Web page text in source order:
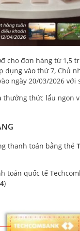
cho đơn hàng từ 1,5
dụng vào thứ 7, Chủ
ngày 20/03/2026
thức lẩu ngon
thanh toán bằng thẻ
toán quốc tế
)